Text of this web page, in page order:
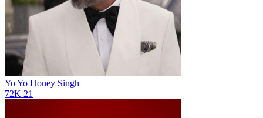
Yo Yo Honey Singh
72K 21